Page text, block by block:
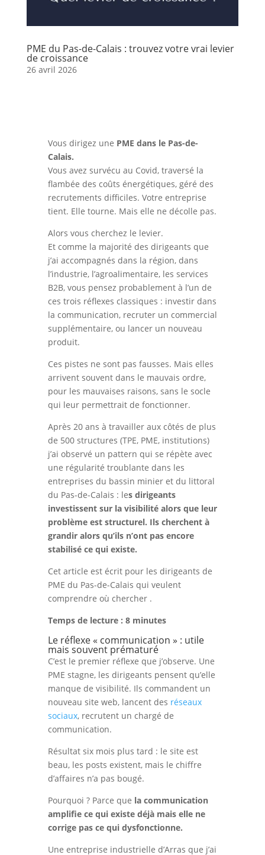
PME du Pas-de-Calais : trouvez votre vrai levier
de croissance
26 avril 2026
Vous dirigez une PME dans le Pas-de-
Calais.
Vous avez survécu au Covid, traversé la
flambée des coûts énergétiques, géré des
recrutements difficiles. Votre entreprise
tient. Elle tourne. Mais elle ne décolle pas.
Alors vous cherchez le levier.
Et comme la majorité des dirigeants que
j’ai accompagnés dans la région, dans
l’industrie, l’agroalimentaire, les services
B2B, vous pensez probablement à l’un de
ces trois réflexes classiques : investir dans
la communication, recruter un commercial
supplémentaire, ou lancer un nouveau
produit.
Ces pistes ne sont pas fausses. Mais elles
arrivent souvent dans le mauvais ordre,
pour les mauvaises raisons, sans le socle
qui leur permettrait de fonctionner.
Après 20 ans à travailler aux côtés de plus
de 500 structures (TPE, PME, institutions)
j’ai observé un pattern qui se répète avec
une régularité troublante dans les
entreprises du bassin minier et du littoral
du Pas-de-Calais : les dirigeants
investissent sur la visibilité alors que leur
problème est structurel. Ils cherchent à
grandir alors qu’ils n’ont pas encore
stabilisé ce qui existe.
Cet article est écrit pour les dirigeants de
PME du Pas-de-Calais qui veulent
comprendre où chercher .
Temps de lecture : 8 minutes
Le réflexe « communication » : utile
mais souvent prématuré
C’est le premier réflexe que j’observe. Une
PME stagne, les dirigeants pensent qu’elle
manque de visibilité. Ils commandent un
nouveau site web, lancent des réseaux
sociaux, recrutent un chargé de
communication.
Résultat six mois plus tard : le site est
beau, les posts existent, mais le chiffre
d’affaires n’a pas bougé.
Pourquoi ? Parce que la communication
amplifie ce qui existe déjà mais elle ne
corrige pas ce qui dysfonctionne.
Une entreprise industrielle d’Arras que j’ai